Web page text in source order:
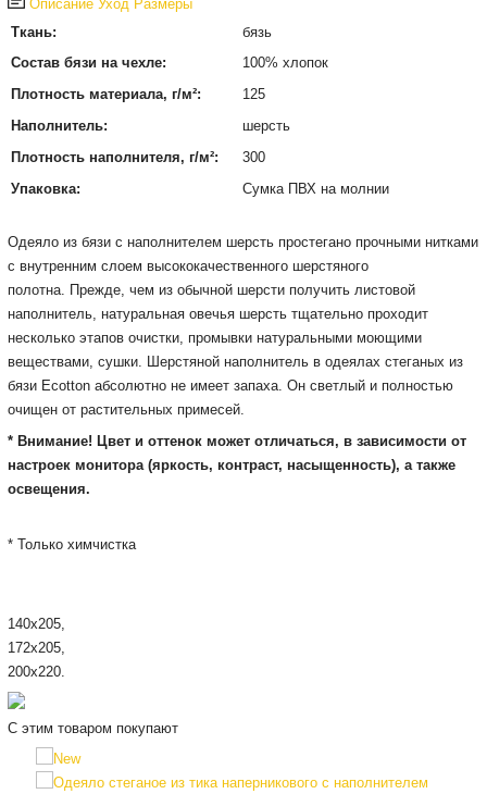
Описание Уход Размеры
Ткань:
бязь
Состав бязи на чехле:
100% хлопок
Плотность материала, г/м²:
125
Наполнитель:
шерсть
Плотность наполнителя, г/м²:
300
Упаковка:
Сумка ПВХ на молнии
Одеяло из бязи с наполнителем шерсть простегано прочными нитками
с внутренним слоем высококачественного шерстяного
полотна. Прежде, чем из обычной шерсти получить листовой
наполнитель, натуральная овечья шерсть тщательно проходит
несколько этапов очистки, промывки натуральными моющими
веществами, сушки. Шерстяной наполнитель в одеялах стеганых из
бязи Ecotton абсолютно не имеет запаха. Он светлый и полностью
очищен от растительных примесей.
* Внимание! Цвет и оттенок может отличаться, в зависимости от
настроек монитора (яркость, контраст, насыщенность), а также
освещения.
* Только химчистка
140х205,
172х205,
200х220.
С этим товаром покупают